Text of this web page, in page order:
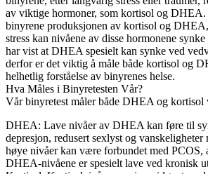
av viktige hormoner, som kortisol og DHEA.
binyrene produksjonen av kortisol og
stress kan nivåene av disse hormonene
har vist at DHEA spesielt kan synke ved
derfor er det viktig å måle både kortisol og
helhetlig forståelse av binyrenes helse.
Hva Måles i Binyretesten Vår?
Vår binyretest måler både DHEA og kortisol
DHEA: Lave nivåer av DHEA kan føre til
depresjon, redusert sexlyst og
høye nivåer kan være forbundet med PCOS,
DHEA-nivåene er spesielt lave ved kronisk